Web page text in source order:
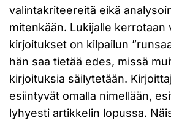
valintakriteereitä eikä
mitenkään. Lukijalle kerrotaan
kirjoitukset on kilpailun
hän saa tietää edes, missä
kirjoituksia säilytetään.
esiintyvät omalla nimellään,
lyhyesti artikkelin lopussa.